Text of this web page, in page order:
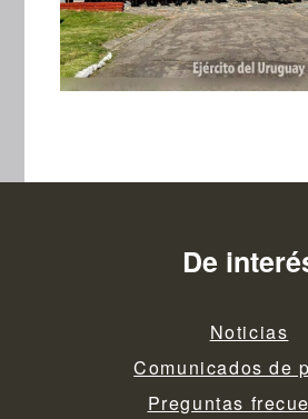
De
Noticias
Comunicados de
Preguntas